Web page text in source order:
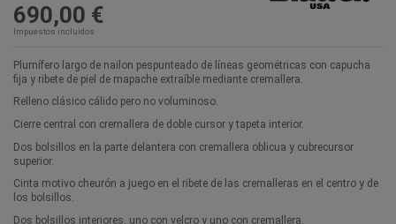
690,00 €
Impuestos incluidos
Plumífero largo de nailon pespunteado de líneas geométricas con capucha
fija y ribete de piel de mapache extraíble mediante cremallera.
Relleno clásico cálido pero no voluminoso.
Cierre central con cremallera de doble cursor y tapeta interior.
Dos bolsillos en la parte delantera con cremallera oblicua y cubrecursor
superior.
Cinta motivo cheurón a juego en el ribete de las cremalleras en el centro y de
los bolsillos.
Dos bolsillos interiores, uno con velcro y uno con cremallera.